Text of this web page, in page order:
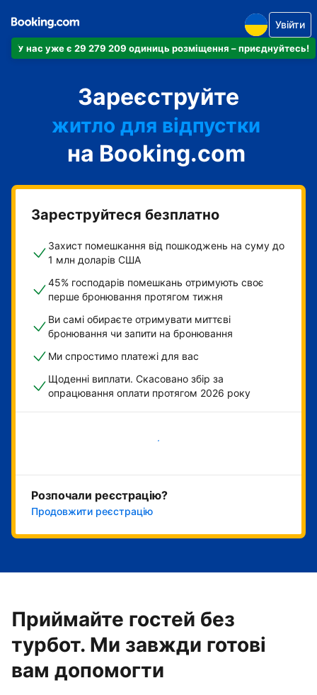
У нас уже є 29 279 209 одиниць розміщення – приєднуйтесь!
Увійти
Зареєструйте
готель
житло для відпустки
гостьовий будинок
готель типу "ліжко і
сніданок"
на Booking.com
Зареструйтеся безплатно
Захист помешкання від пошкоджень на суму до
1 млн доларів США
45% господарів помешкань отримують своє
перше бронювання протягом тижня
Ви самі обираєте отримувати миттєві
бронювання чи запити на бронювання
Ми спростимо платежі для вас
Щоденні виплати. Скасовано збір за
опрацювання оплати протягом 2026 року
Розпочати зараз
Розпочали реєстрацію?
Продовжити реєстрацію
Приймайте гостей без
турбот. Ми завжди готові
вам допомогти